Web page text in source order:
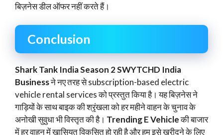
बिज़नेस डील ऑफर नहीं करते हैं।
Conclusion
Shark Tank India Season 2 SWYTCHD India
Businessने नए तरह से subscription-based electric
vehicle rental services को प्रस्तुत किया है। यह बिज़नेस ने
गाड़ियों के साथ बाइक की श्रृंखला को हर महीने वाहन के चुनाव के
अनोखी सुवुधा भी विस्तृत की है। Trending E Vehicleकी बाजार
में हर वाहन में खासियत विकसित हो रही है और हम इसे खरीदने के लिए